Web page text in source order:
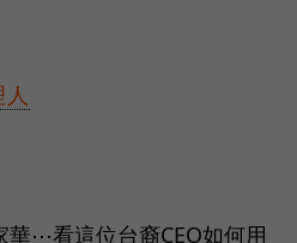
⋯看這位台裔CEO如何用